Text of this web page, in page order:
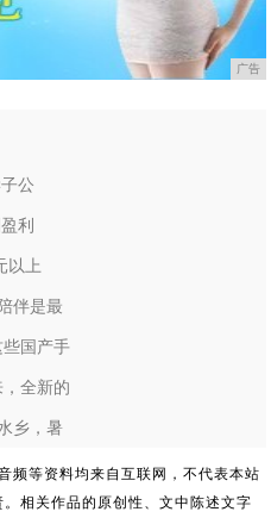
广告
公
利
以上
伴是最
国产手
全新的
乡，暑
频等资料均来自互联网，不代表本站
相关作品的原创性、文中陈述文字